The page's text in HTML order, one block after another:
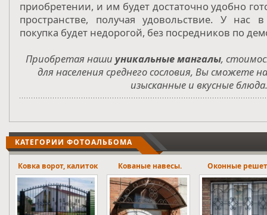
приобретении, и им будет достаточно удобно
пространстве, получая удовольствие. У нас
покупка будет недорогой, без посредников по
Приобретая наши уникальные мангалы,
для населения среднего сословия, Вы сможете
изысканные и вкусные блюда.
КАТЕГОРИИ ФОТОАЛЬБОМА
Кованые навесы. Оконные решетки